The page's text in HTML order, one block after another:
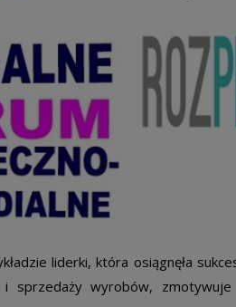
liderki, która osiągnęła
sprzedaży wyrobów,